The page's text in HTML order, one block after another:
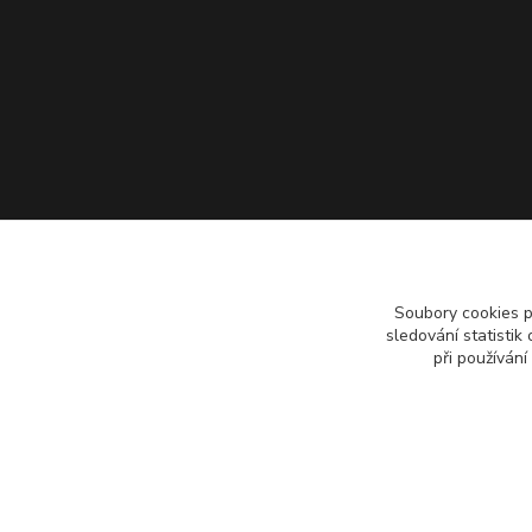
Soubory cookies
sledování statistik
při